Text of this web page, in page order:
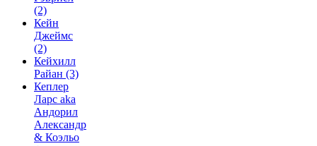
(2)
Кейн
Джеймс
(2)
Кейхилл
Райан (3)
Кеплер
Ларс aka
Андорил
Александр
& Коэльо